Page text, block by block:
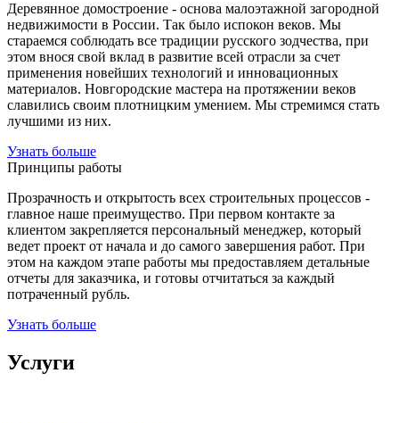
Деревянное домостроение - основа малоэтажной загородной
недвижимости в России. Так было испокон веков. Мы
стараемся соблюдать все традиции русского зодчества, при
этом внося свой вклад в развитие всей отрасли за счет
применения новейших технологий и инновационных
материалов. Новгородские мастера на протяжении веков
славились своим плотницким умением. Мы стремимся стать
лучшими из них.
Узнать больше
Принципы работы
Прозрачность и открытость всех строительных процессов -
главное наше преимущество. При первом контакте за
клиентом закрепляется персональный менеджер, который
ведет проект от начала и до самого завершения работ. При
этом на каждом этапе работы мы предоставляем детальные
отчеты для заказчика, и готовы отчитаться за каждый
потраченный рубль.
Узнать больше
Услуги